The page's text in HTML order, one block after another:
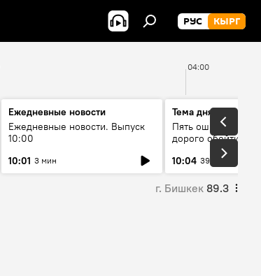
РУС КЫРГ
04:00
Ежедневные новости
Ежедневные новости. Выпуск
10:00
10:01 3 мин
Тема дня
Пять ошибок
дорого обойтись
10:04 39 мин
г. Бишкек 89.3